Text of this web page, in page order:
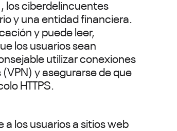
los ciberdelincuentes
y una entidad financiera.
y puede leer,
los usuarios sean
utilizar conexiones
y asegurarse de que
HTTPS.
a los usuarios a sitios web